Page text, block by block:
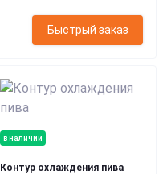
Быстрый заказ
в наличии
Контур охлаждения пива